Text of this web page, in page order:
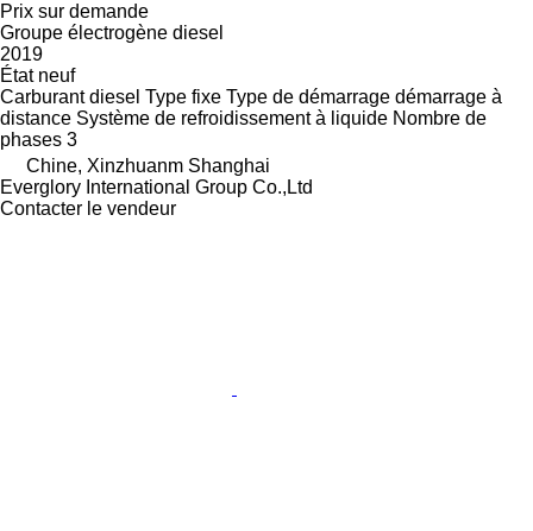
Prix sur demande
Groupe électrogène diesel
2019
Étatneuf
Carburant diesel Type fixe Type de démarrage démarrage à
distance Système de refroidissement à liquide Nombre de
phases 3
Chine, Xinzhuanm Shanghai
Everglory International Group Co.,Ltd
Contacter le vendeur